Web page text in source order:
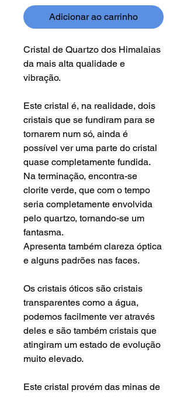
Adicionar ao carrinho
Cristal de Quartzo dos Himalaias
da mais alta qualidade e
vibração.
Este cristal é, na realidade, dois
cristais que se fundiram para se
tornarem num só, ainda é
possível ver uma parte do cristal
quase completamente fundida.
Na terminação, encontra-se
clorite verde, que com o tempo
seria completamente envolvida
pelo quartzo, tornando-se um
fantasma.
Apresenta também clareza óptica
e alguns padrões nas faces.
Os cristais óticos são cristais
transparentes como a água,
podemos facilmente ver através
deles e são também cristais que
atingiram um estado de evolução
muito elevado.
Este cristal provém das minas de